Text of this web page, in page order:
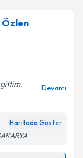
Özlen
Devamı
Haritada Göster